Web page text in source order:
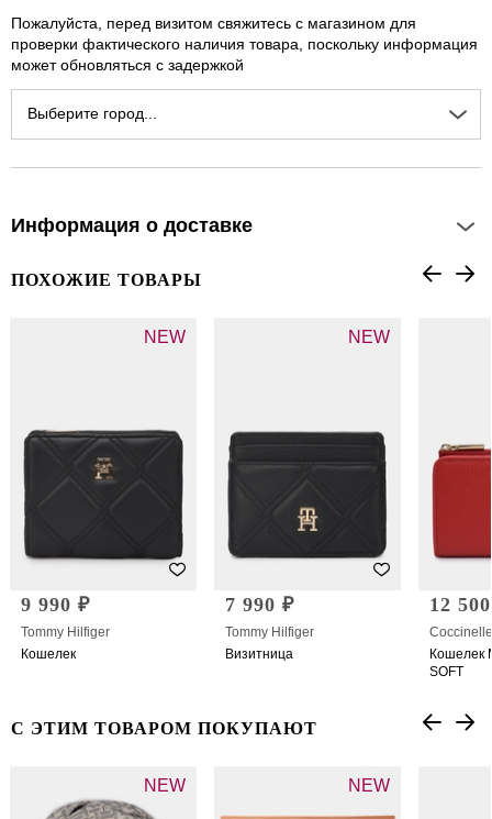
Пожалуйста, перед визитом свяжитесь с магазином для
проверки фактического наличия товара, поскольку информация
может обновляться с задержкой
Выберите город...
Информация о доставке
ПОХОЖИЕ ТОВАРЫ
NEW
9 990 ₽
Tommy Hilfiger
Кошелек
NEW
7 990 ₽
Tommy Hilfiger
Визитница
12
Coccinelle
Кошелек
SOFT
С ЭТИМ ТОВАРОМ ПОКУПАЮТ
NEW NEW